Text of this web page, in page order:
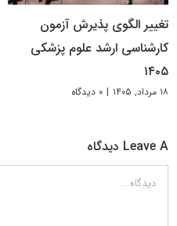
تغییر الگوی پذیرش آزمون
کارشناسی ارشد علوم پزشکی
۱۴۰۵
۱۸ مرداد, ۱۴۰۵ | ۰ دیدگاه
Leave A دیدگاه
دیدگاه